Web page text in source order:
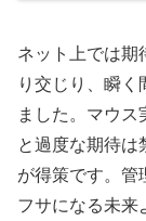
ネット上では期
り交じり、瞬く
ました。マウス
と過度な期待は
が得策です。管
フサになる未来